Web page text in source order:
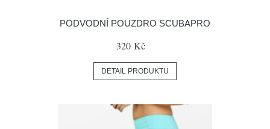
PODVODNÍ POUZDRO SCUBAPRO
320 Kč
DETAIL PRODUKTU